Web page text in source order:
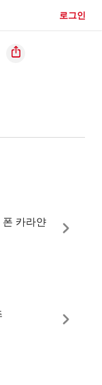
로그인
카라얀